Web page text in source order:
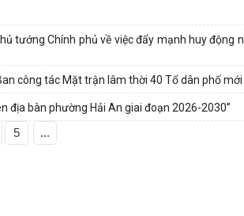
tướng Chính phủ về việc đẩy mạnh huy động
công tác Mặt trận lâm thời 40 Tổ dân phố
địa bàn phường Hải An giai đoạn 2026-2030”
5 ...